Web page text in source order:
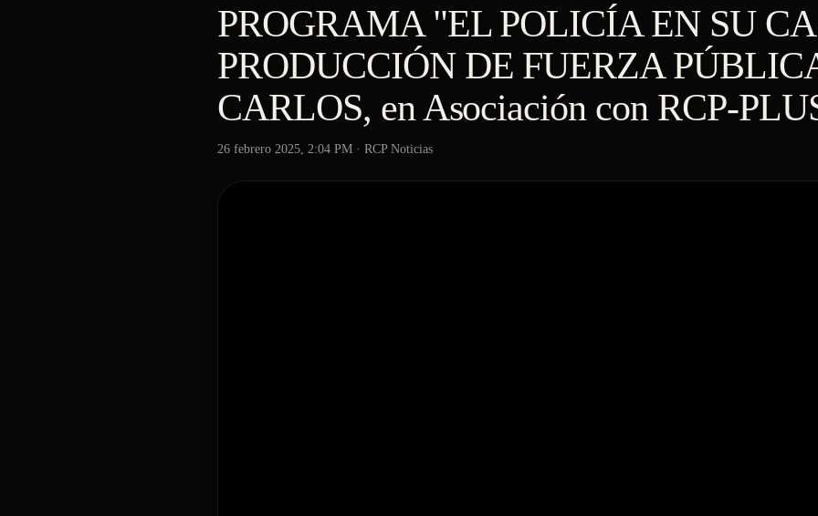
PROGRAMA "EL POLICÍA EN SU
PRODUCCIÓN DE FUERZA
CARLOS, en Asociación con RCP-
26 febrero 2025, 2:04 PM · RCP Noticias